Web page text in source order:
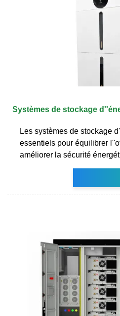
Systèmes de stockage
Les systèmes de stockage
essentiels pour équilibrer
améliorer la sécurité